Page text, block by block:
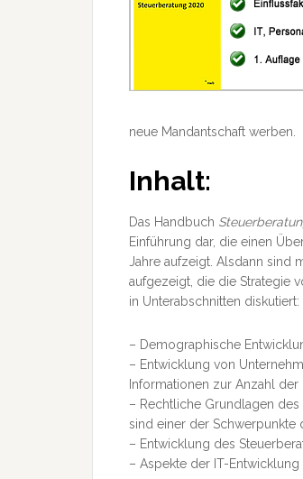
neue Mandantschaft werben.
Inhalt:
Das Handbuch
Einführung dar, die einen
Jahre aufzeigt. Alsdann sind
aufgezeigt, die die Strategie
in Unterabschnitten diskutiert:
– Demographische
– Entwicklung von
Informationen zur Anzahl
– Rechtliche Grundlagen
sind einer der Schwerpunkte
– Entwicklung des
– Aspekte der IT-Entwicklung